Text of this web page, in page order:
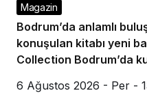
Magazin
Bodrum’da anlamlı
konuşulan kitabı yeni
Collection Bodrum’da
6 Ağustos 2026 - Per -